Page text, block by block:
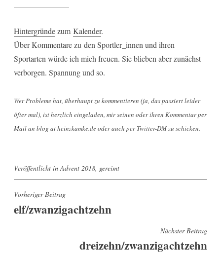
Hintergründezum Kalender.
Über Kommentare zu den Sportler_innen und ihren
Sportarten würde ich mich freuen. Sie blieben aber zunächst
verborgen. Spannung und so.
Wer Probleme hat, überhaupt zu kommentieren (ja, das passiert leider
öfter mal), ist herzlich eingeladen, mir seinen oder ihren Kommentar per
Mail an blog at heinzkamke.de oder auch per Twitter-DM zu schicken.
Veröffentlicht in Advent 2018 gereimt
Beitragsnavigation
Vorheriger Beitrag
elf/zwanzigachtzehn
Nächster Beitrag
dreizehn/zwanzigachtzehn